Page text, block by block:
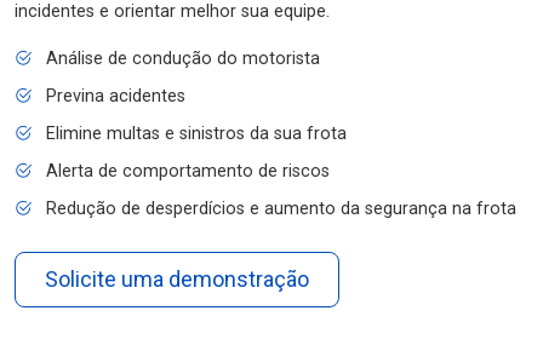
incidentes e orientar melhor sua equipe.
Análise de condução do motorista
Previna acidentes
Elimine multas e sinistros da sua frota
Alerta de comportamento de riscos
Redução de desperdícios e aumento da segurança na frota
Solicite uma demonstração